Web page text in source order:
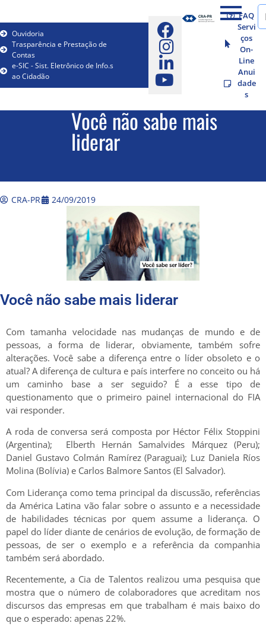
Ouvidoria
Trasparência e Prestação de
Contas
e-SIC - Sist. Eletrônico de Info.s
ao Cidadão
FAQ
Servi
ços
On-
Line
Anui
dade
s
Você não sabe mais
liderar
CRA-PR 24/09/2019
Você não sabe mais liderar
Com tamanha velocidade nas mudanças de mundo e de
pessoas, a forma de liderar, obviamente, também sofre
alterações. Você sabe a diferença entre o líder obsoleto e o
atual? A diferença de cultura e país interfere no conceito ou há
um caminho base a ser seguido? É a esse tipo de
questionamento que o primeiro painel internacional do FIA
vai responder.
A roda de conversa será composta por Héctor Félix Stoppini
(Argentina); Elberth Hernán Samalvides Márquez (Peru);
Daniel Gustavo Colmán Ramírez (Paraguai); Luz Daniela Ríos
Molina (Bolívia) e Carlos Balmore Santos (El Salvador).
Com Liderança como tema principal da discussão, referências
da América Latina vão falar sobre o assunto e a necessidade
de habilidades técnicas por quem assume a liderança. O
papel do líder diante de cenários de evolução, de formação de
pessoas, de ser o exemplo e a referência da companhia
também será abordado.
Recentemente, a Cia de Talentos realizou uma pesquisa que
mostra que o número de colaboradores que acreditam nos
discursos das empresas em que trabalham é mais baixo do
que o esperado: apenas 22%.